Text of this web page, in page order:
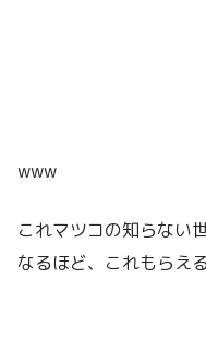
www
これマツコの知らない
なるほど、これもらえ